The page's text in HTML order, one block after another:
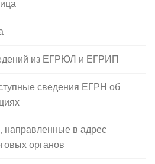
из ЕГРЮЛ и ЕГРИП
сведения ЕГРН об
в адрес
органов